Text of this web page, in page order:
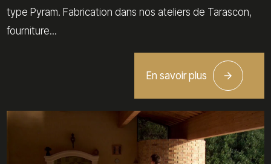
type Pyram. Fabrication dans nos ateliers de Tarascon,
fourniture...
En savoir plus